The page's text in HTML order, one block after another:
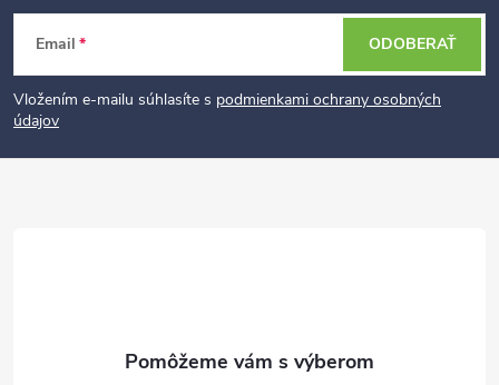
t
Email
Vložením e-mailu súhlasíte s podmienkami ochrany osobných
údajov
ODOBERAŤ